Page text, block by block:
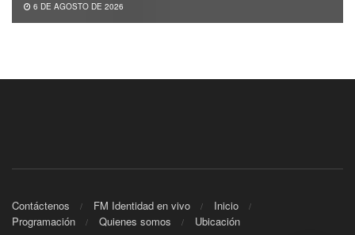
6 DE AGOSTO DE 2026
Contáctenos FM Identidad en vivo
Inicio
Programación
Quienes somos Ubicación